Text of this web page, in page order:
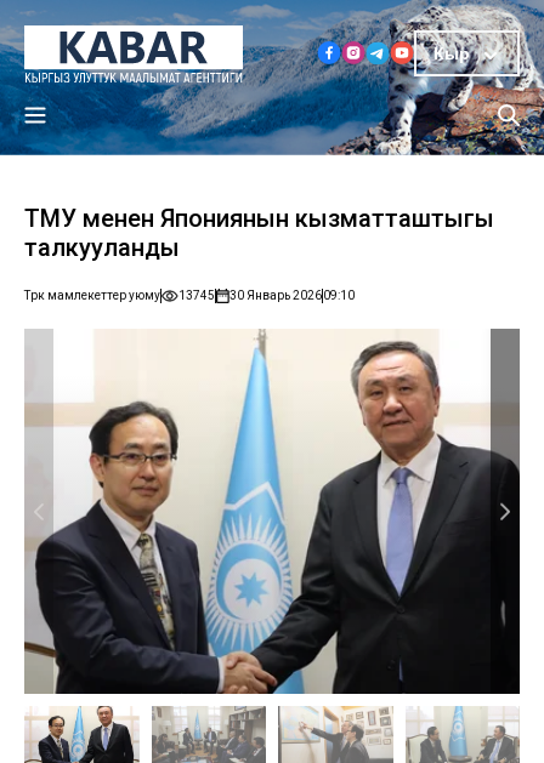
Кыр
ТМУ менен Япониянын кызматташтыгы
талкууланды
Түрк мамлекеттер уюму 13745 30 Январь 202609:10